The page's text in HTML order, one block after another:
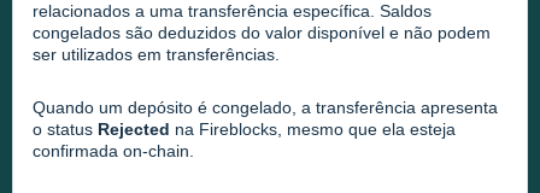
relacionados a uma transferência específica. Saldos
congelados são deduzidos do valor disponível e não podem
ser utilizados em transferências.
Quando um depósito é congelado, a transferência apresenta
o status Rejected na Fireblocks, mesmo que ela esteja
confirmada on-chain.